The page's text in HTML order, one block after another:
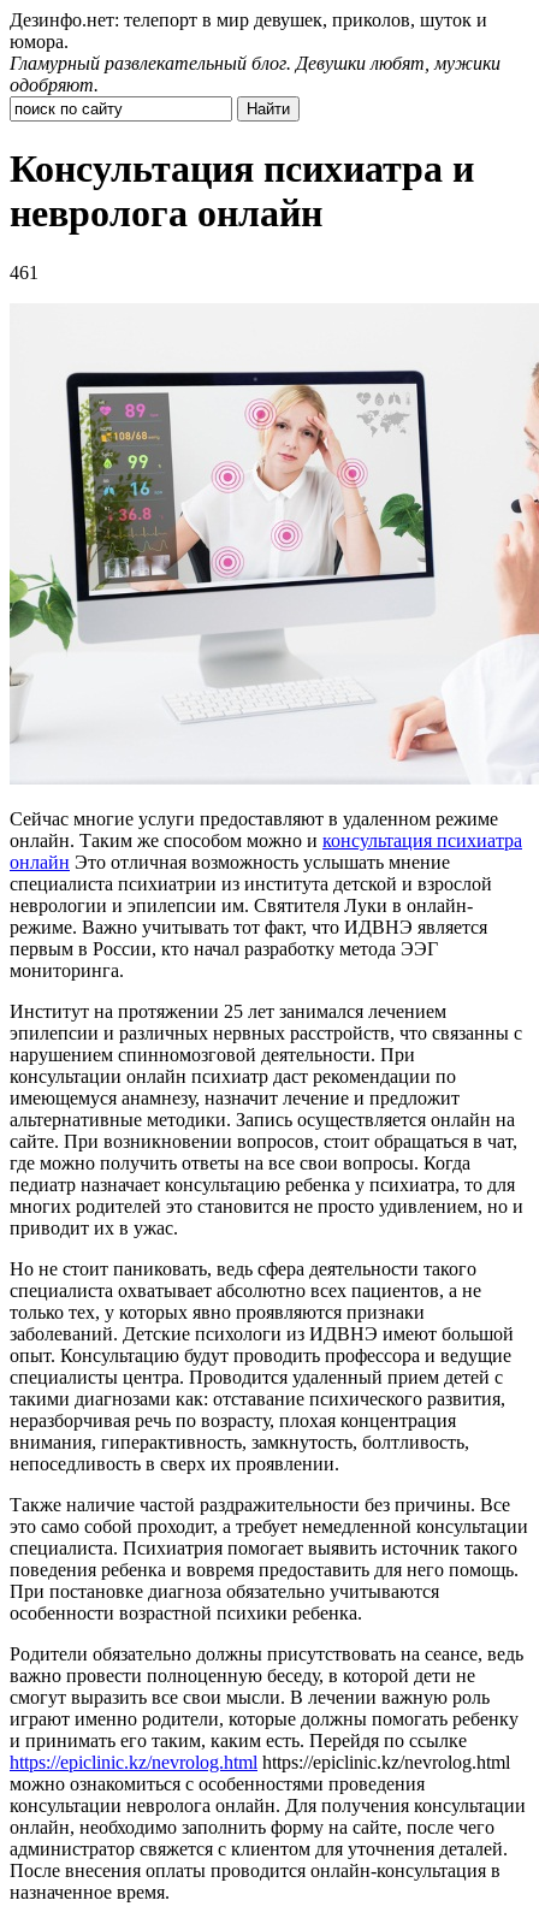
Дезинфо.нет: телепорт в мир девушек, приколов, шуток и
юмора.
Гламурный развлекательный блог. Девушки любят, мужики
одобряют.
Консультация психиатра и
невролога онлайн
461
Сейчас многие услуги предоставляют в удаленном режиме
онлайн. Таким же способом можно и консультация психиатра
онлайн Это отличная возможность услышать мнение
специалиста психиатрии из института детской и взрослой
неврологии и эпилепсии им. Святителя Луки в онлайн-
режиме. Важно учитывать тот факт, что ИДВНЭ является
первым в России, кто начал разработку метода ЭЭГ
мониторинга.
Институт на протяжении 25 лет занимался лечением
эпилепсии и различных нервных расстройств, что связанны с
нарушением спинномозговой деятельности. При
консультации онлайн психиатр даст рекомендации по
имеющемуся анамнезу, назначит лечение и предложит
альтернативные методики. Запись осуществляется онлайн на
сайте. При возникновении вопросов, стоит обращаться в чат,
где можно получить ответы на все свои вопросы. Когда
педиатр назначает консультацию ребенка у психиатра, то для
многих родителей это становится не просто удивлением, но и
приводит их в ужас.
Но не стоит паниковать, ведь сфера деятельности такого
специалиста охватывает абсолютно всех пациентов, а не
только тех, у которых явно проявляются признаки
заболеваний. Детские психологи из ИДВНЭ имеют большой
опыт. Консультацию будут проводить профессора и ведущие
специалисты центра. Проводится удаленный прием детей с
такими диагнозами как: отставание психического развития,
неразборчивая речь по возрасту, плохая концентрация
внимания, гиперактивность, замкнутость, болтливость,
непоседливость в сверх их проявлении.
Также наличие частой раздражительности без причины. Все
это само собой проходит, а требует немедленной консультации
специалиста. Психиатрия помогает выявить источник такого
поведения ребенка и вовремя предоставить для него помощь.
При постановке диагноза обязательно учитываются
особенности возрастной психики ребенка.
Родители обязательно должны присутствовать на сеансе, ведь
важно провести полноценную беседу, в которой дети не
смогут выразить все свои мысли. В лечении важную роль
играют именно родители, которые должны помогать ребенку
и принимать его таким, каким есть. Перейдя по ссылке
https://epiclinic.kz/nevrolog.html https://epiclinic.kz/nevrolog.html
можно ознакомиться с особенностями проведения
консультации невролога онлайн. Для получения консультации
онлайн, необходимо заполнить форму на сайте, после чего
администратор свяжется с клиентом для уточнения деталей.
После внесения оплаты проводится онлайн-консультация в
назначенное время.